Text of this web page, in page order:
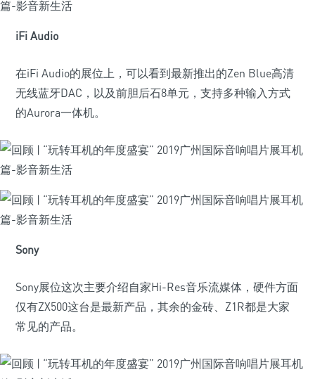
iFi Audio
在iFi Audio的展位上，可以看到最新推出的Zen Blue高清
无线蓝牙DAC，以及前胆后石8单元，支持多种输入方式
的Aurora一体机。
Sony
Sony展位这次主要介绍自家Hi-Res音乐流媒体，硬件方面
仅有ZX500这台是最新产品，其余的金砖、Z1R都是大家
常见的产品。